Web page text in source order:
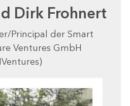
Dirk Frohnert
Principal der Smart
Ventures GmbH